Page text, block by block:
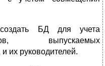
БД для учета
выпускаемых
их руководителей.